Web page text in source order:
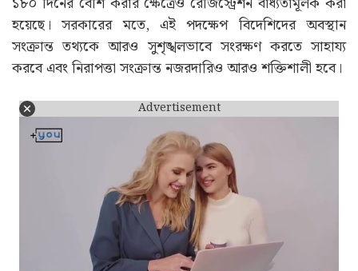
হয়েছে। সরকারের মতে, এই পদক্ষেপ বিদেশিদের অবস্থান
সংক্রান্ত তথ্যকে আরও সুশৃঙ্খলভাবে সংরক্ষণ করতে সাহায্য
করবে এবং নিরাপত্তা সংক্রান্ত নজরদারিও আরও শক্তিশালী হবে।
Advertisement